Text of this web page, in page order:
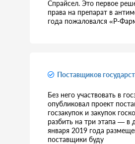
Спрайсел. Это первое
права на препарат в
года пожаловался «Р-
Поставщиков
Без него участвовать в
опубликовал проект
госзакупок и закупок
разбить на три этапа — в
января 2019 года
поставщики буду